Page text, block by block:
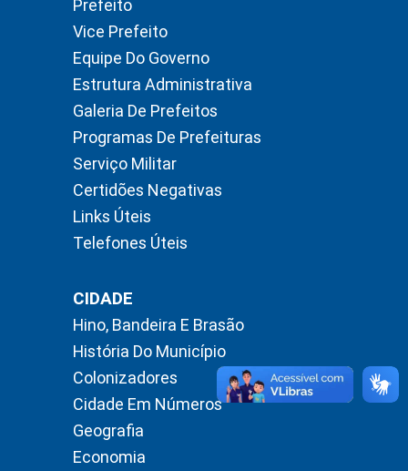
Prefeito
Vice Prefeito
Equipe Do Governo
Estrutura Administrativa
Galeria De Prefeitos
Programas De Prefeituras
Serviço Militar
Certidões Negativas
Links Úteis
Telefones Úteis
CIDADE
Hino, Bandeira E Brasão
História Do Município
Colonizadores
Cidade Em Números
Geografia
Economia